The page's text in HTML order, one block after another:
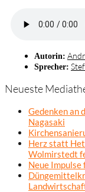
Autorin:
Sprecher:
Neueste
Gedenken an
Nagasaki
Herz statt
Wolmirstedt
Neue Impulse